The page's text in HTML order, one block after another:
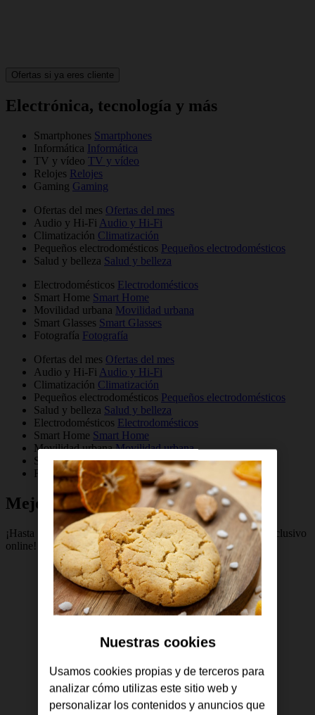
Ofertas si ya eres cliente
Electrónica, tecnología y más
Smartphones Smartphones
Informática Informática
TV y vídeo TV y vídeo
Relojes Relojes
Gaming Gaming
Ofertas del mes Ofertas del mes
Audio y Hi-Fi Audio y Hi-Fi
Climatización Climatización
Pequeños electrodomésticos Pequeños electrodomésticos
Salud y belleza Salud y belleza
Electrodomésticos Electrodomésticos
Smart Home Smart Home
Movilidad urbana Movilidad urbana
Smart Glasses Smart Glasses
Fotografía Fotografía
Ofertas del mes Ofertas del mes
Audio y Hi-Fi Audio y Hi-Fi
Climatización Climatización
Pequeños electrodomésticos Pequeños electrodomésticos
Salud y belleza Salud y belleza
Electrodomésticos Electrodomésticos
Smart Home Smart Home
Movilidad urbanaMovilidad urbana
Smart GlassesSmart Glasses
FotografíaFotografía
Mejores ofertas para ti
¡Hasta 150€ de dto. exclusivo online!¡Hasta 150€ de dto. exclusivo
online!
Nuestras cookies
Usamos cookies propias y de terceros para
analizar cómo utilizas este sitio web y
personalizar los contenidos y anuncios que